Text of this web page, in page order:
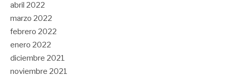
abril 2022
marzo 2022
febrero 2022
enero 2022
diciembre 2021
noviembre 2021